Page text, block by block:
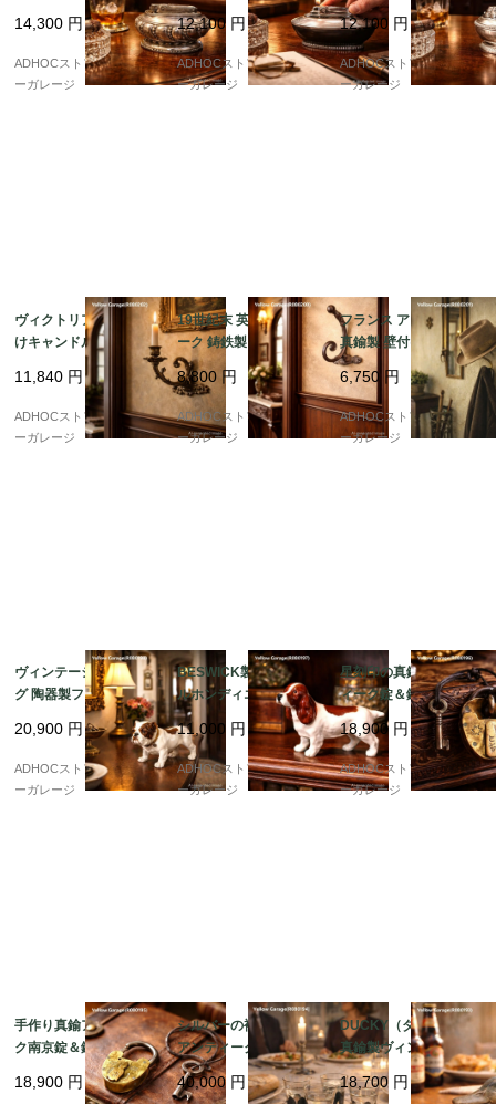
クラウン・トレードマ
ーク刻印｜装飾的ラウ
ンドフォルム｜米国製
14,300 円
ADHOCストア・イエロ
ーガレージ
卓上ライター ? MADE I
N ENGLAND／クラブ
ハウス・スタイル ?
12,100 円
ADHOCストア・イエロ
ーガレージ
11cm｜アールデコ調オ
ーバル型シルバーボデ
ィ
12,100 円
ADHOCストア・イエロ
ーガレージ
ヴィクトリアン調 壁付
けキャンドルスタンド
｜鋳鉄製・回転アーム
式（20cm）
11,840 円
ADHOCストア・イエロ
ーガレージ
19世紀末 英仏アンティ
ーク 鋳鉄製ウォールフ
ック（帽子＆コート
用）
8,800 円
ADHOCストア・イエロ
ーガレージ
フランス アンティーク
真鍮製 壁付けフック B
REVETE刻印 球体装飾
帽子・ガウン用（約23
cm）
6,750 円
ADHOCストア・イエロ
ーガレージ
ヴィンテージ ブルドッ
グ 陶器製フィギュリン
｜イギリス風クラシッ
ク装飾
20,900 円
ADHOCストア・イエロ
ーガレージ
BESWICK製 コーイケ
ルホンディエ 陶器フィ
ギュリン（イングラン
ド製・10cm）
11,000 円
ADHOCストア・イエロ
ーガレージ
星刻印の真鍮製アンテ
ィーク錠＆鍵セット（4
cm）– 守りと願いを閉
じ込めた小さな物語
18,900 円
ADHOCストア・イエロ
ーガレージ
手作り真鍮アンティー
ク南京錠＆鍵セット
（4.5cm）– 時代を感
じる重厚な鍵
18,900 円
シルバーの袴をまとう
アンティークグラス 4
客セット（高さ8cm）
40,000 円
DUCKY（ダッキー）
真鍮製ヴィンテージ・
ボトルオープナー｜KI
RBY, BEARD & Co. パ
18,700 円